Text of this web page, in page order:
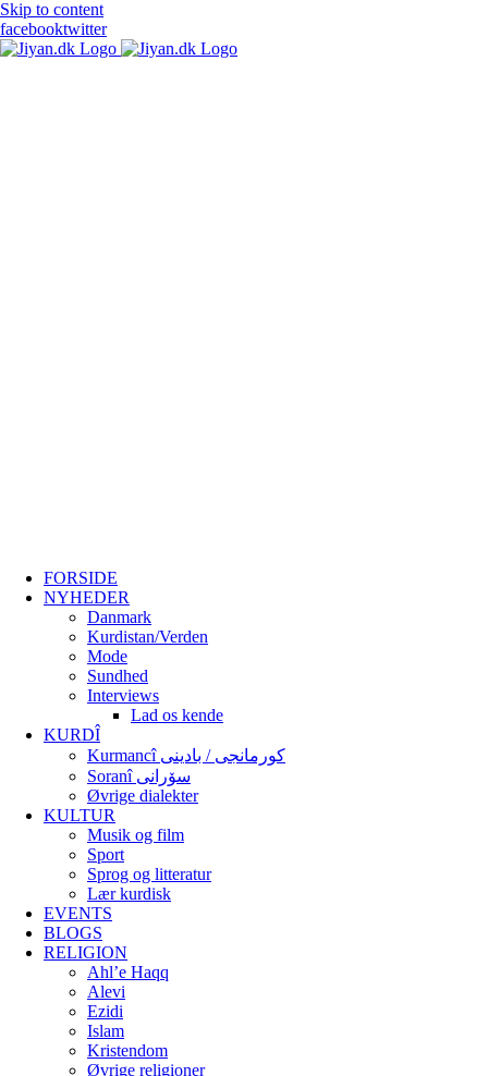
Skip to content
facebooktwitter
FORSIDE
NYHEDER
Danmark
Kurdistan/Verden
Mode
Sundhed
Interviews
Lad os kende
KURDÎ
Kurmancî کورمانجی / بادینی
Soranî سۆرانی
Øvrige dialekter
KULTUR
Musik og film
Sport
Sprog og litteratur
Lær kurdisk
EVENTS
BLOGS
RELIGION
Ahl’e Haqq
Alevi
Ezidi
Islam
Kristendom
Øvrige religioner